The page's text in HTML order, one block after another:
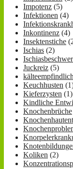
Impotenz (5)
Infektionen (4)
Inkontinenz (4)
Insektenstiche
Ischias (2)
Juckreiz (5)
Keuchhusten
Kieferzysten (1)
Kindliche
Knochenbrüche
Koliken (2)